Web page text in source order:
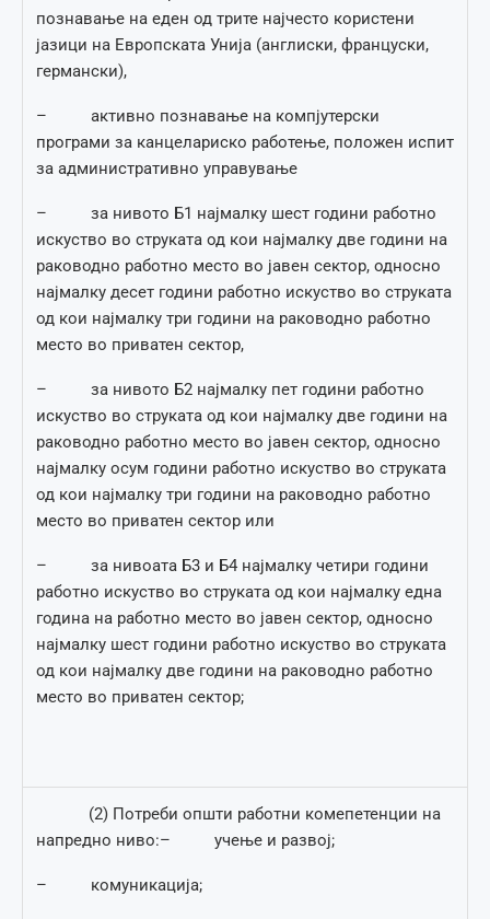
познавање на еден од трите најчесто користени
јазици на Европската Унија (англиски, француски,
германски),
– активно познавање на компјутерски
програми за канцелариско работење, положен испит
за административно управување
– за нивото Б1 најмалку шест години работно
искуство во струката од кои најмалку две години на
раководно работно место во јавен сектор, односно
најмалку десет години работно искуство во струката
од кои најмалку три години на раководно работно
место во приватен сектор,
– за нивото Б2 најмалку пет години работно
искуство во струката од кои најмалку две години на
раководно работно место во јавен сектор, односно
најмалку осум години работно искуство во струката
од кои најмалку три години на раководно работно
место во приватен сектор или
– за нивоата Б3 и Б4 најмалку четири години
работно искуство во струката од кои најмалку една
година на работно место во јавен сектор, односно
најмалку шест години работно искуство во струката
од кои најмалку две години на раководно работно
место во приватен сектор;
(2) Потреби општи работни комепетенции на
напредно ниво:– учење и развој;
– комуникација;